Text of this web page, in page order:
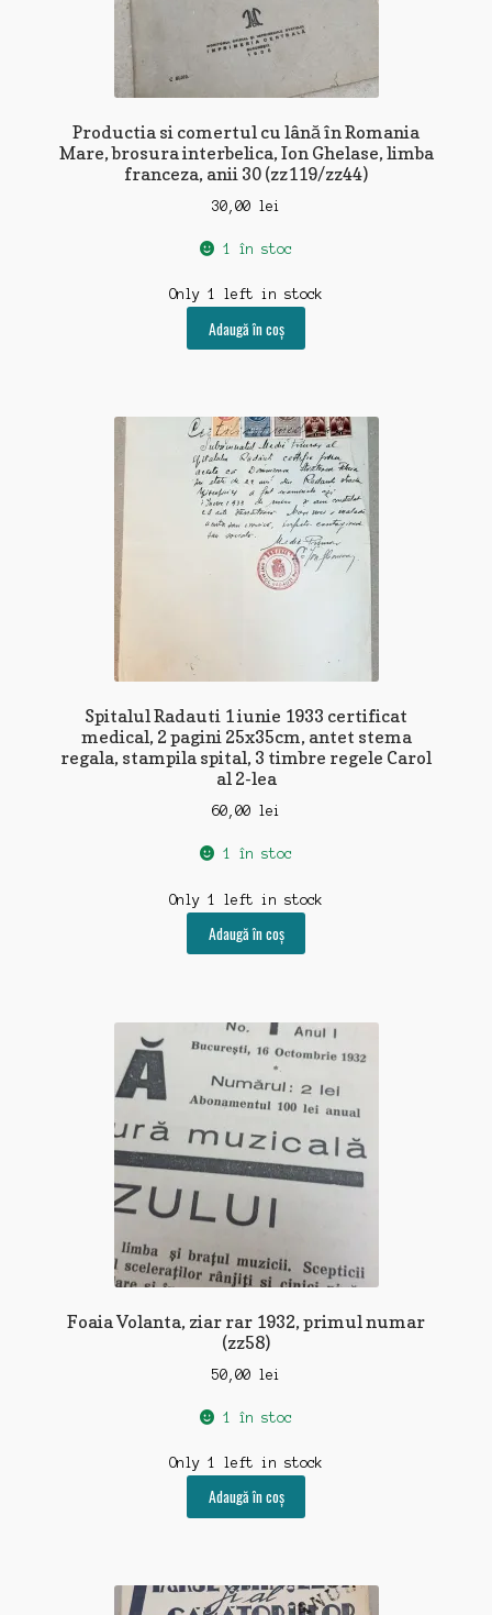
Productia si comertul cu lână în Romania
Mare, brosura interbelica, Ion Ghelase, limba
franceza, anii 30 (zz119/zz44)
30,00 lei
1 în stoc
Only 1 left in stock
Adaugă în coș
Spitalul Radauti 1 iunie 1933 certificat
medical, 2 pagini 25x35cm, antet stema
regala, stampila spital, 3 timbre regele Carol
al 2-lea
60,00 lei
1 în stoc
Only 1 left in stock
Adaugă în coș
Foaia Volanta, ziar rar 1932, primul numar
(zz58)
50,00 lei
1 în stoc
Only 1 left in stock
Adaugă în coș